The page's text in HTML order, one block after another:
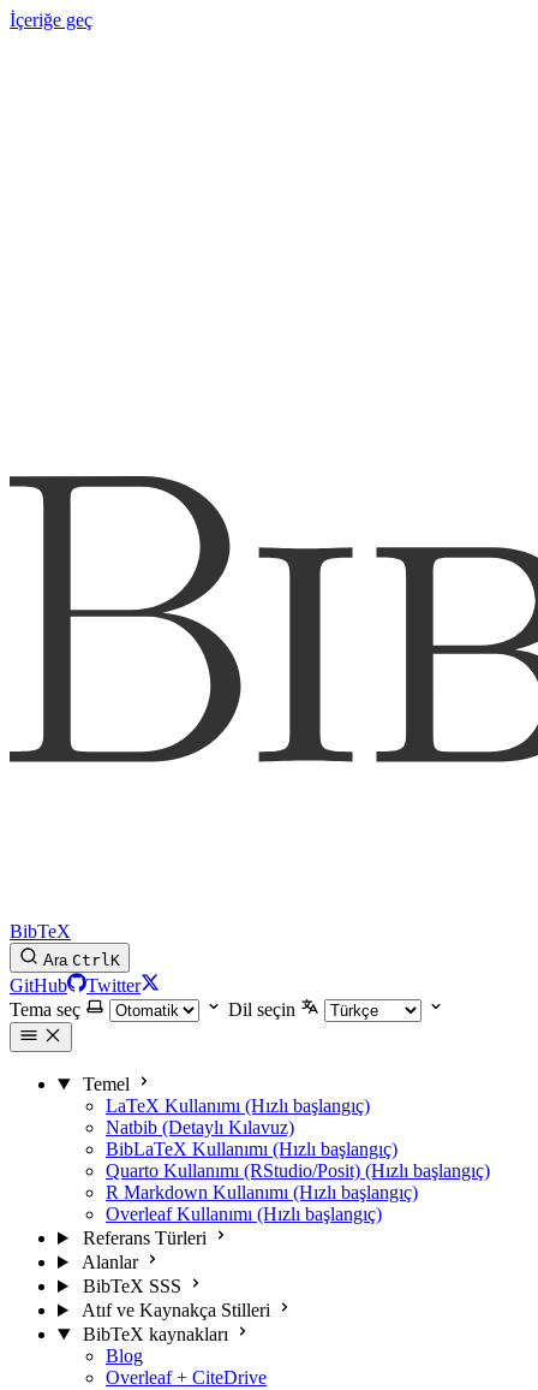
İçeriğe geç
BibTeX
Ara CtrlK
GitHub
Twitter
Tema seç
Dil seçin
Temel
LaTeX Kullanımı (Hızlı başlangıç)
Natbib (Detaylı Kılavuz)
BibLaTeX Kullanımı (Hızlı başlangıç)
Quarto Kullanımı (RStudio/Posit) (Hızlı başlangıç)
R Markdown Kullanımı (Hızlı başlangıç)
Overleaf Kullanımı (Hızlı başlangıç)
Referans Türleri
Alanlar
BibTeX SSS
Atıf ve Kaynakça Stilleri
BibTeX kaynakları
Blog
Overleaf + CiteDrive